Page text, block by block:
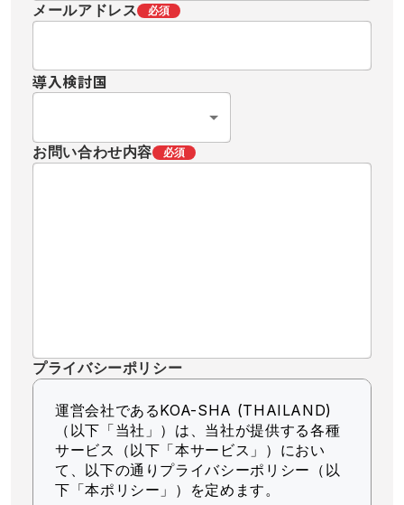
メールアドレス 必須
導入検討国
お問い合わせ内容 必須
プライバシーポリシー
運営会社であるKOA-SHA (THAILAND)
（以下「当社」） は、当社が提供する各種
サービス（以下「本サービス」）におい
て、以下の通りプライバシーポリシー（以
下「本ポリシー」）を定めます。